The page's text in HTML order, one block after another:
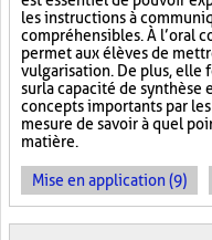
les instructions à
compréhensibles. À l’oral
permet aux élèves de
vulgarisation. De plus, elle
sur la capacité de
concepts importants par
mesure de savoir à quel
matière.
Mise en application (9)